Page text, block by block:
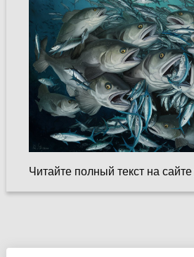
Читайте полный текст на сайте